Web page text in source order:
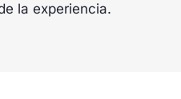
la experiencia.